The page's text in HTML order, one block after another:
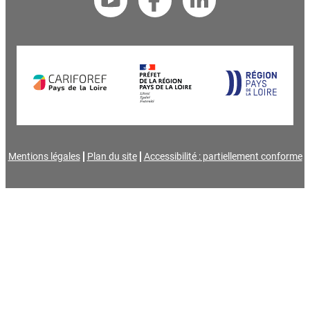
Mentions légales Plan du site Accessibilité : partiellement conforme